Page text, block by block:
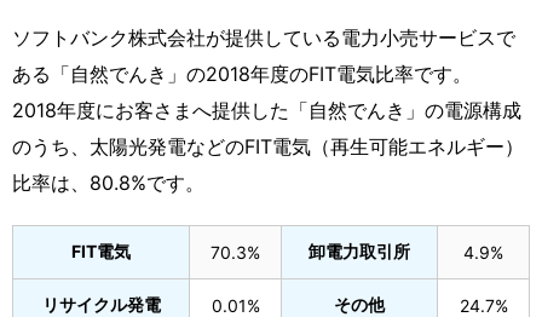
ソフトバンク株式会社が提供している電力小売サービスで
ある「自然でんき」の2018年度のFIT電気比率です。
2018年度にお客さまへ提供した「自然でんき」の電源構成
のうち、太陽光発電などのFIT電気（再生可能エネルギー）
比率は、80.8%です。
FIT電気 70.3% 卸電力取引所 4.9%
リサイクル発電 0.01% その他 24.7%